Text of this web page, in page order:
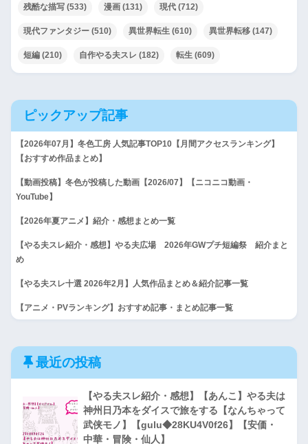
残酷な描写 (533) 漫画 (131) 現代 (712)
現代ファンタジー (510) 異世界転生 (610) 異世界転移 (147)
短編 (210) 自作やる夫スレ (182) 転生 (609)
ピックアップ記事
【2026年07月】冬色工房 人気記事TOP10【月間アクセスランキング】
【おすすめ作品まとめ】
【動画投稿】冬色が投稿した動画【2026/07】【ニコニコ動画・
YouTube】
【2026年夏アニメ】紹介・感想まとめ一覧
【やる夫スレ紹介・感想】やる夫広場 2026年GWプチ短編祭 紹介まと
め
【やる夫スレ十選 2026年2月】人気作品まとめ＆紹介記事一覧
【アニメ・PVランキング】おすすめ記事・まとめ記事一覧
最近の投稿
【やる夫スレ紹介・感想】【あんこ】やる夫は
神州日乃本をダイスで旅をする【なんちゃって
武侠モノ】【gulu◆28KU4V0f26】【安価・
中華・冒険・仙人】